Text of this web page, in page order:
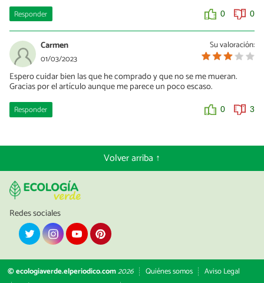
Responder 0 0
Su valoración:
Carmen
01/03/2023
Espero cuidar bien las que he comprado y que no se me mueran.
Gracias por el artículo aunque me parece un poco escaso.
Responder 0 3
Volver arriba ↑
Redes sociales
© ecologiaverde.elperiodico.com2026 Quiénes somos
Aviso Legal